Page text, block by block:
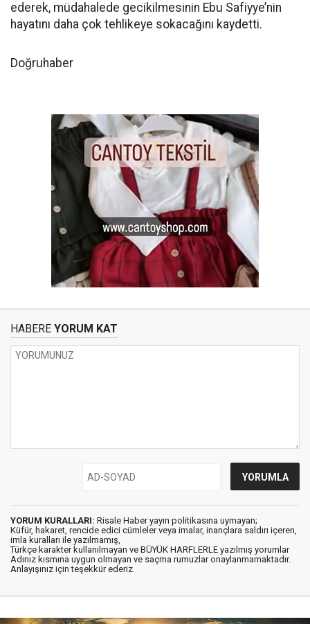
ederek, müdahalede gecikilmesinin Ebu Safiyye’nin
hayatını daha çok tehlikeye sokacağını kaydetti.
Doğruhaber
HABERE YORUM KAT
YORUM KURALLARI: Risale Haber yayın politikasına uymayan;
Küfür, hakaret, rencide edici cümleler veya imalar, inançlara saldırı içeren,
imla kuralları ile yazılmamış,
Türkçe karakter kullanılmayan ve BÜYÜK HARFLERLE yazılmış yorumlar
Adınız kısmına uygun olmayan ve saçma rumuzlar onaylanmamaktadır.
Anlayışınız için teşekkür ederiz.